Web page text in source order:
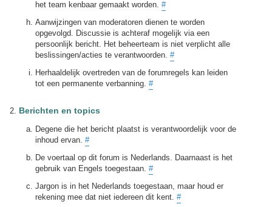
het team kenbaar gemaakt worden. #
Aanwijzingen van moderatoren dienen te worden
opgevolgd. Discussie is achteraf mogelijk via een
persoonlijk bericht. Het beheerteam is niet verplicht alle
beslissingen/acties te verantwoorden. #
Herhaaldelijk overtreden van de forumregels kan leiden
tot een permanente verbanning. #
Berichten en topics
Degene die het bericht plaatst is verantwoordelijk voor de
inhoud ervan. #
De voertaal op dit forum is Nederlands. Daarnaast is het
gebruik van Engels toegestaan. #
Jargon is in het Nederlands toegestaan, maar houd er
rekening mee dat niet iedereen dit kent. #